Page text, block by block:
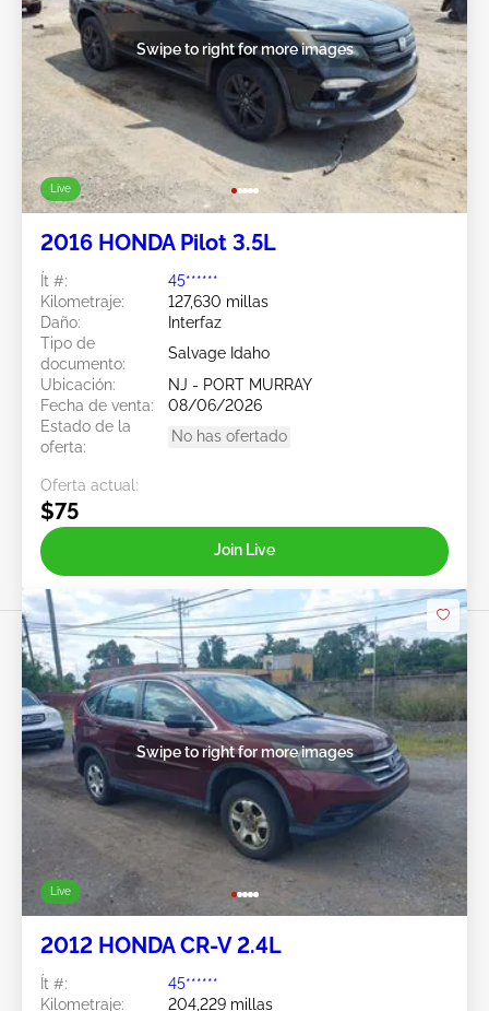
Live
Swipe to right for more images
2016 HONDA Pilot 3.5L
Ít #:
45******
Kilometraje:
127,630 millas
Daño:
Interfaz
Tipo de
documento:
Salvage Idaho
Ubicación:
NJ - PORT MURRAY
Fecha de venta:
08/06/2026
Estado de la
oferta:
No has ofertado
Oferta actual:
$75
Join Live
Live
Swipe to right for more images
2012 HONDA CR-V 2.4L
Ít #:
45******
Kilometraje:
204,229 millas